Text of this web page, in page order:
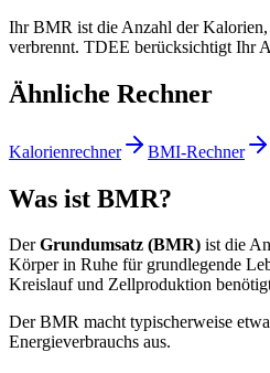
Ihr BMR ist die Anzahl der
verbrennt. TDEE berücksichtigt Ihr
Ähnliche Rechner
Kalorienrechner BMI-Rechner
Was ist BMR?
DerGrundumsatz (BMR) ist die
Körper in Ruhe für grundlegende
Kreislauf und Zellproduktion
Der BMR macht typischerweise etwa
Energieverbrauchs aus.